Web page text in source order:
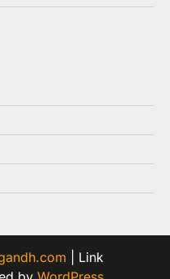
| Link